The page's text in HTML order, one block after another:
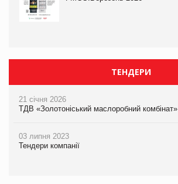
ТЕНДЕРИ
21 січня 2026
ТДВ «Золотоніський маслоробний комбінат»
03 липня 2023
Тендери компанії